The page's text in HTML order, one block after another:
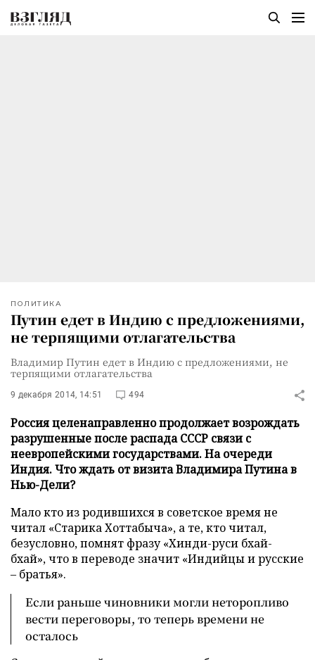
ПОЛИТИКА
Путин едет в Индию с предложениями,
не терпящими отлагательства
Владимир Путин едет в Индию с предложениями, не
терпящими отлагательства
9 декабря 2014, 14:51 494
Россия целенаправленно продолжает возрождать
разрушенные после распада СССР связи с
неевропейскими государствами. На очереди
Индия. Что ждать от визита Владимира Путина в
Нью-Дели?
Мало кто из родившихся в советское время не
читал «Старика Хоттабыча», а те, кто читал,
безусловно, помнят фразу «Хинди-руси бхай-
бхай», что в переводе значит «Индийцы и русские
– братья».
Если раньше чиновники могли неторопливо
вести переговоры, то теперь времени не
осталось